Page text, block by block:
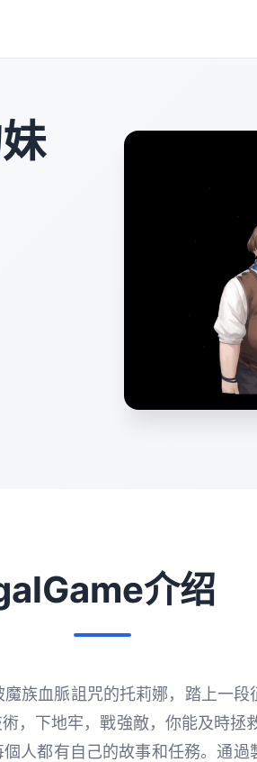
介绍
族血脈詛咒的托莉娜，踏上一
，下地牢，戰強敵，你能及時拯
人都有自己的故事和任務。通